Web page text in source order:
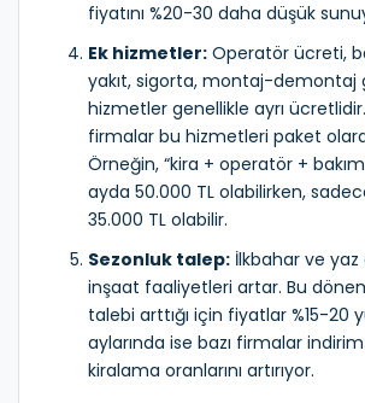
fiyatını %20-30 daha düşük
Ek hizmetler: Operatör ücreti,
yakıt, sigorta, montaj-demontaj
hizmetler genellikle ayrı ücretlidir.
firmalar bu hizmetleri paket
Örneğin, “kira + operatör +
ayda 50.000 TL olabilirken,
35.000 TL olabilir.
Sezonluk talep: İlkbahar ve yaz
inşaat faaliyetleri artar. Bu
talebi arttığı için fiyatlar %15-20
aylarında ise bazı firmalar
kiralama oranlarını artırıyor.